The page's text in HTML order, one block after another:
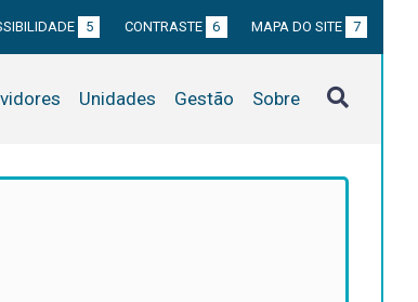
5 CONTRASTE 6 MAPA DO SITE 7
Unidades Gestão Sobre